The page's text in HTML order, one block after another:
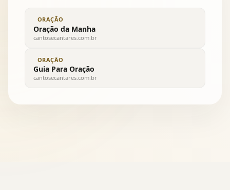
ORAÇÃO
Oração da Manha
cantosecantares.com.br
ORAÇÃO
Guia Para Oração
cantosecantares.com.br